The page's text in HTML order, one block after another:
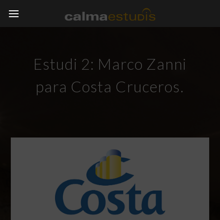
Estudi 2: Marco Zanni
para Costa Cruceros.